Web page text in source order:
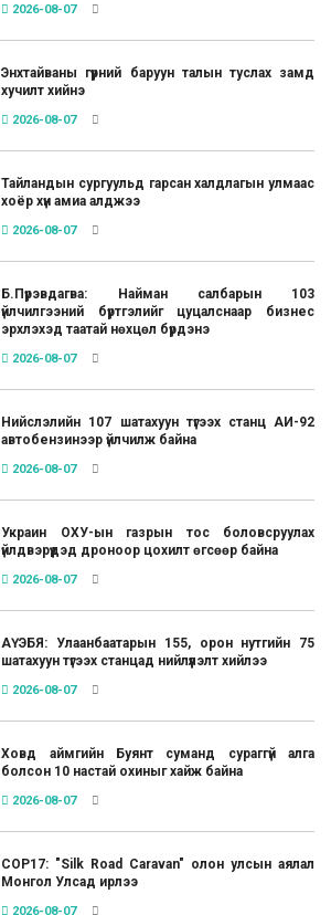
2026-08-07
Энхтайваны гүүрний баруун талын туслах замд
хучилт хийнэ
2026-08-07
Тайландын сургуульд гарсан халдлагын улмаас
хоёр хүн амиа алджээ
2026-08-07
Б.Пүрэвдагва: Найман салбарын 103
үйлчилгээний бүртгэлийг цуцалснаар бизнес
эрхлэхэд таатай нөхцөл бүрдэнэ
2026-08-07
Нийслэлийн 107 шатахуун түгээх станц АИ-92
автобензинээр үйлчилж байна
2026-08-07
Украин ОХУ-ын газрын тос боловсруулах
үйлдвэрүүдэд дроноор цохилт өгсөөр байна
2026-08-07
АҮЭБЯ: Улаанбаатарын 155, орон нутгийн 75
шатахуун түгээх станцад нийлүүлэлт хийлээ
2026-08-07
Ховд аймгийн Буянт суманд сураггүй алга
болсон 10 настай охиныг хайж байна
2026-08-07
COP17: "Silk Road Caravan" олон улсын аялал
Монгол Улсад ирлээ
2026-08-07